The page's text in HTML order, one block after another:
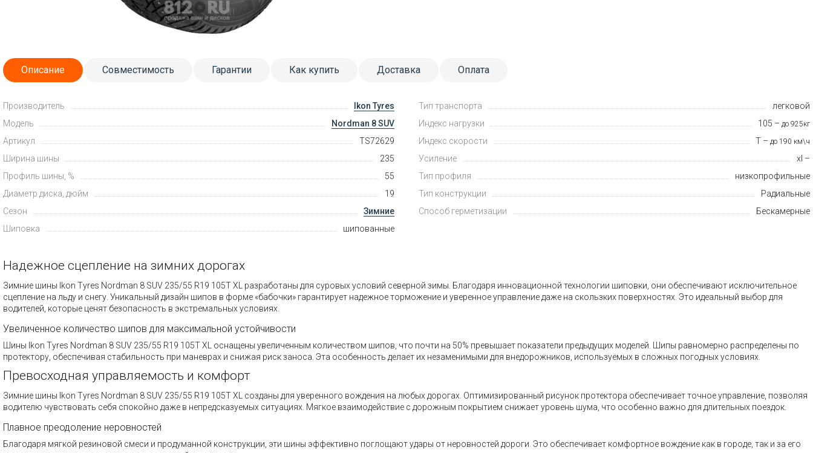
Описание Совместимость Гарантии Как купить Доставка Оплата
Производитель
Ikon Tyres
Модель
Nordman 8 SUV
Артикул
TS72629
Ширина шины
235
Профиль шины, %
55
Диаметр диска, дюйм
19
Сезон
Зимние
Шиповка
шипованные
Тип транспорта
легковой
Индекс нагрузки
105 – до 925кг
Индекс скорости T – до 190 км\ч
Усиление
xl –
Тип профиля
низкопрофильные
Тип конструкции
Радиальные
Способ герметизации
Бескамерные
Надежное сцепление на зимних дорогах
Зимние шины Ikon Tyres Nordman 8 SUV 235/55 R19 105T XL разработаны для суровых условий северной зимы. Благодаря инновационной технологии шиповки, они обеспечивают исключительное
сцепление на льду и снегу. Уникальный дизайн шипов в форме «бабочки» гарантирует надежное торможение и уверенное управление даже на скользких поверхностях. Это идеальный выбор для
водителей, которые ценят безопасность в экстремальных условиях.
Увеличенное количество шипов для максимальной устойчивости
Шины Ikon Tyres Nordman 8 SUV 235/55 R19 105T XL оснащены увеличенным количеством шипов, что почти на 50% превышает показатели предыдущих моделей. Шипы равномерно распределены по
протектору, обеспечивая стабильность при маневрах и снижая риск заноса. Эта особенность делает их незаменимыми для внедорожников, используемых в сложных погодных условиях.
Превосходная управляемость и комфорт
Зимние шины Ikon Tyres Nordman 8 SUV 235/55 R19 105T XL созданы для уверенного вождения на любых дорогах. Оптимизированный рисунок протектора обеспечивает точное управление, позволяя
водителю чувствовать себя спокойно даже в непредсказуемых ситуациях. Мягкое взаимодействие с дорожным покрытием снижает уровень шума, что особенно важно для длительных поездок.
Плавное преодоление неровностей
Благодаря мягкой резиновой смеси и продуманной конструкции, эти шины эффективно поглощают удары от неровностей дороги. Это обеспечивает комфортное вождение как в городе, так и за его